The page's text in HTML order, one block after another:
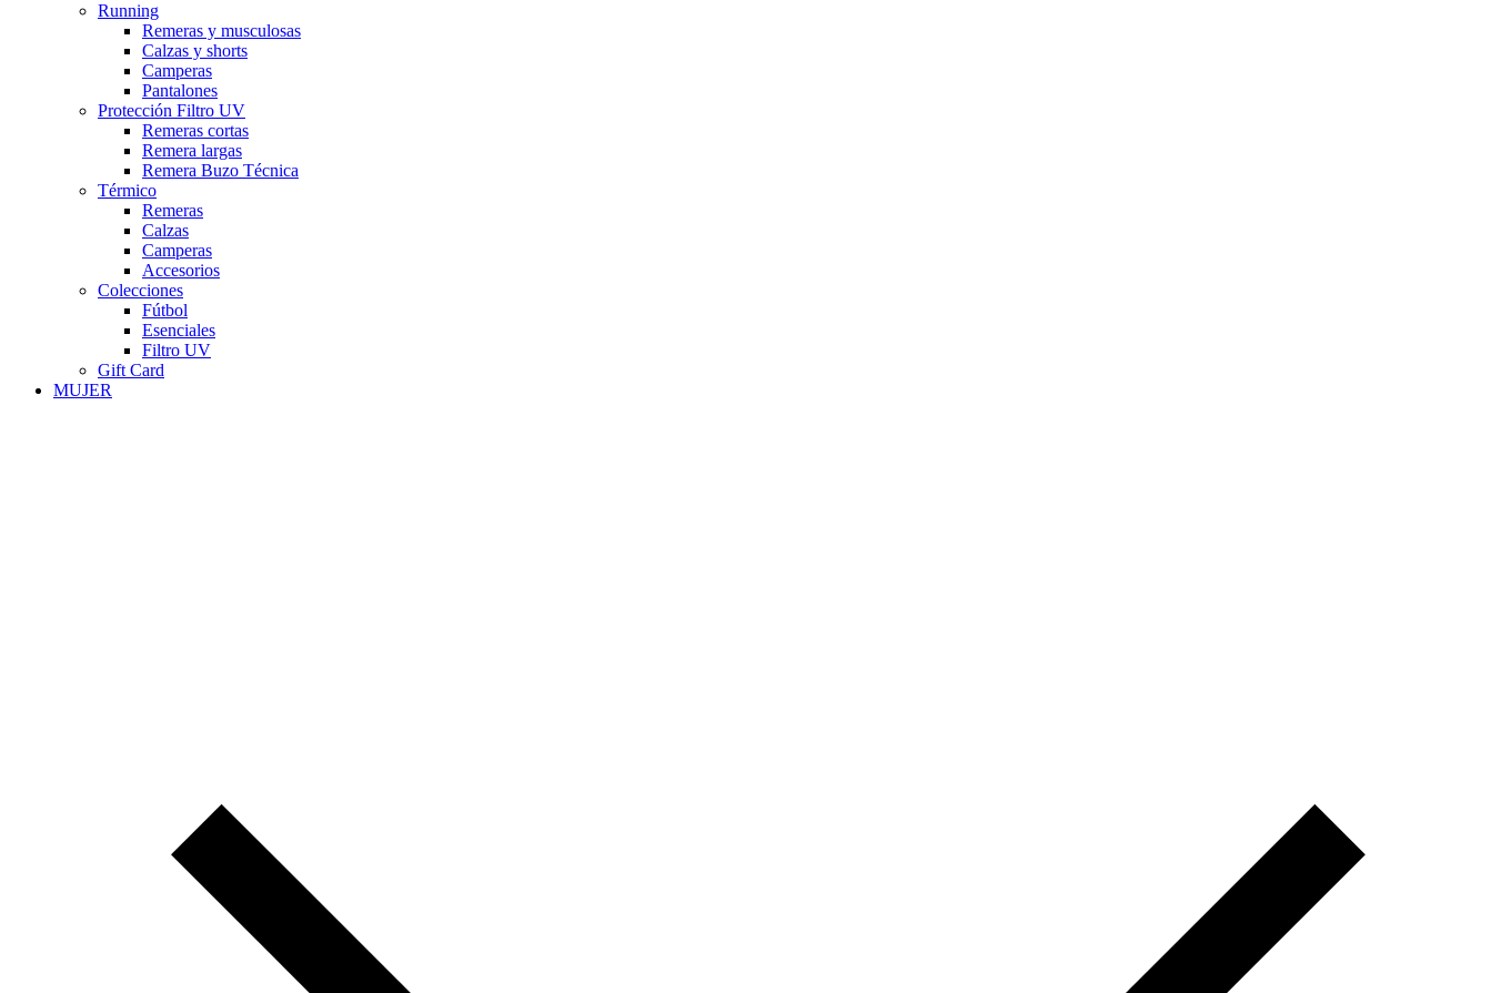
Running
Remeras y musculosas
Calzas y shorts
Camperas
Pantalones
Protección Filtro UV
Remeras cortas
Remera largas
Remera Buzo Técnica
Térmico
Remeras
Calzas
Camperas
Accesorios
Colecciones
Fútbol
Esenciales
Filtro UV
Gift Card
MUJER